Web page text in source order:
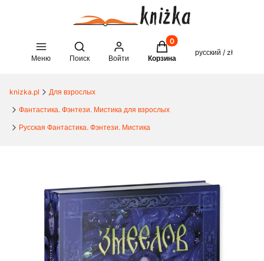
Меню
Open search engine
Поиск Войти
Товары в корзине: 0.
Корзина
русский / zł
knizka.pl
Для взрослых
Фантастика. Фэнтези. Мистика для взрослых
Русская Фантастика. Фэнтези. Мистика